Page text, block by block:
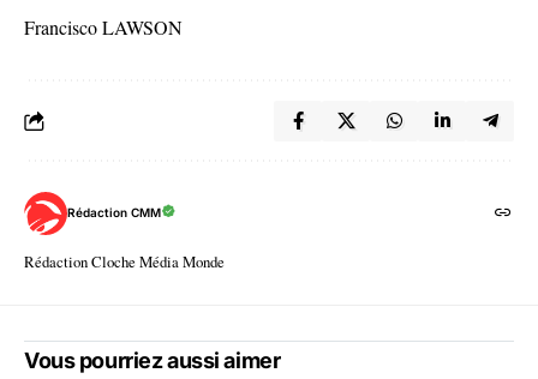
Francisco LAWSON
Rédaction CMM
Rédaction Cloche Média Monde
Vous pourriez aussi aimer